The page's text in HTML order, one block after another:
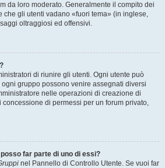
da loro moderato. Generalmente il compito dei
che gli utenti vadano «fuori tema» (in inglese,
oltraggiosi ed offensivi.
di riunire gli utenti. Ogni utente può
gruppo possono venire assegnati diversi
nelle operazioni di creazione di
di permessi per un forum privato,
far parte di uno di essi?
nel Pannello di Controllo Utente. Se vuoi far